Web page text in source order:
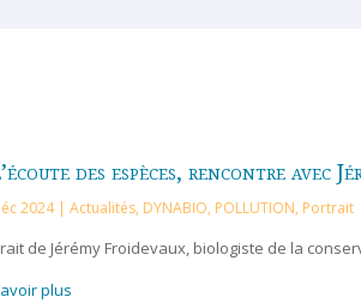
des espèces, rencontre avec
2024 |Actualités, DYNABIO, POLLUTION, Portrait
de Jérémy Froidevaux, biologiste de la
plus